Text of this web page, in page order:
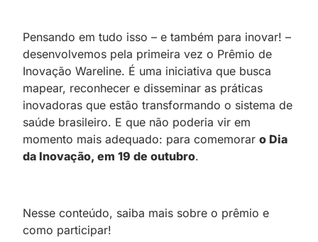
Pensando em tudo isso – e também para inovar! –
desenvolvemos pela primeira vez o Prêmio de
Inovação Wareline. É uma iniciativa que busca
mapear, reconhecer e disseminar as práticas
inovadoras que estão transformando o sistema de
saúde brasileiro. E que não poderia vir em
momento mais adequado: para comemorar o Dia
da Inovação, em 19 de outubro.
Nesse conteúdo, saiba mais sobre o prêmio e
como participar!